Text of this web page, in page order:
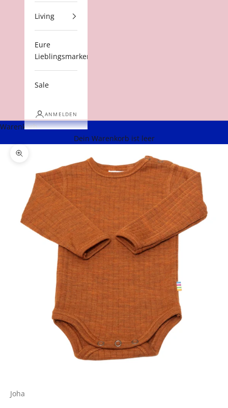
Living
Eure
Lieblingsmarken
Sale
ANMELDEN
Warenkorb
Dein Warenkorb ist leer
Bild vergrößern
Joha